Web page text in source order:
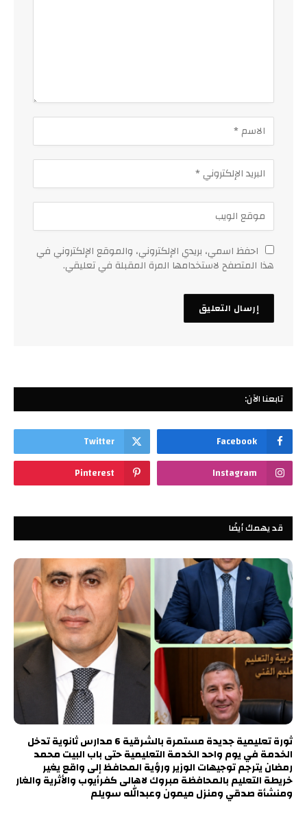
احفظ اسمي، بريدي الإلكتروني، والموقع الإلكتروني في
هذا المتصفح لاستخدامها المرة المقبلة في تعليقي.
تابعنا الآن:
Facebook
Twitter
Instagram
Pinterest
قد يهمك أيضًا
ثورة تعليمية جديدة مستمرة بالشرقية 6 مدارس ثانوية تدخل
الخدمة في يوم واحد الخدمة التعليمية حتى باب البيت محمد
رمضان يترجم توجيهات الوزير ورؤية المحافظ إلى واقع يغير
خريطة التعليم بالمحافظة مبروك لاهالى كفرأيوب والأثرية والغار
ومنشأة صدقي ومنزل ميمون وعبدالله سويلم